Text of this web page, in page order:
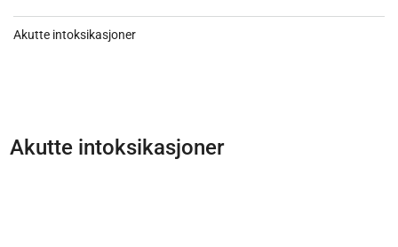
Akutte intoksikasjoner
Akutte intoksikasjoner